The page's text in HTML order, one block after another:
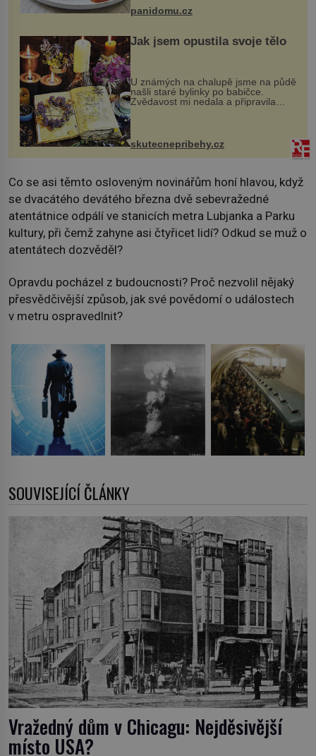
panidomu.cz
Jak jsem opustila svoje tělo
U známých na chalupě jsme na půdě
našli staré bylinky po babičce.
Zvědavost mi nedala a připravila
jsem si z nich lektvar… Zimní pobyt
na chalupě se pro mě vlastní vinou
změnil v děsivý zážitek, na kt...
skutecnepribehy.cz
Co se asi těmto osloveným novinářům honí hlavou, když
se dvacátého devátého března dvě sebevražedné
atentátnice odpálí ve stanicích metra Lubjanka a Parku
kultury, při čemž zahyne asi čtyřicet lidí? Odkud se muž o
atentátech dozvěděl?
Opravdu pocházel z budoucnosti? Proč nezvolil nějaký
přesvědčivější způsob, jak své povědomí o událostech
v metru ospravedlnit?
SOUVISEJÍCÍ ČLÁNKY
Vražedný dům v Chicagu: Nejděsivější
místo USA?